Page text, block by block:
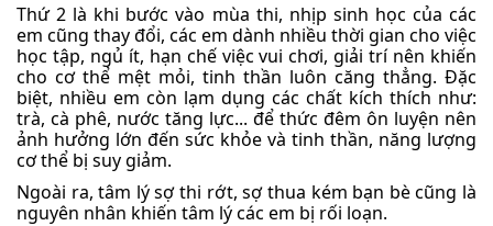
Thứ 2 là khi bước vào mùa thi, nhịp sinh học của các
em cũng thay đổi, các em dành nhiều thời gian cho việc
học tập, ngủ ít, hạn chế việc vui chơi, giải trí nên khiến
cho cơ thể mệt mỏi, tinh thần luôn căng thẳng. Đặc
biệt, nhiều em còn lạm dụng các chất kích thích như:
trà, cà phê, nước tăng lực... để thức đêm ôn luyện nên
ảnh hưởng lớn đến sức khỏe và tinh thần, năng lượng
cơ thể bị suy giảm.
Ngoài ra, tâm lý sợ thi rớt, sợ thua kém bạn bè cũng là
nguyên nhân khiến tâm lý các em bị rối loạn.